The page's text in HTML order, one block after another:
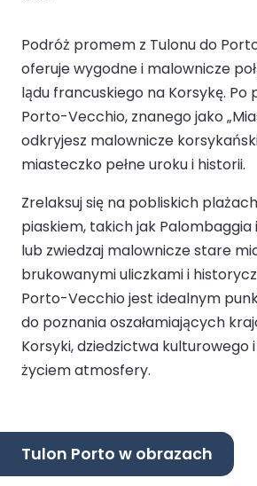
Podróż promem z Tulonu do
oferuje wygodne i malownicze
lądu francuskiego na Korsykę. Po
Porto-Vecchio, znanego jako
odkryjesz malownicze
miasteczko pełne uroku i historii.
Zrelaksuj się na pobliskich
piaskiem, takich jak Palombaggia
lub zwiedzaj malownicze stare
brukowanymi uliczkami i
Porto-Vecchio jest idealnym
do poznania oszałamiających
Korsyki, dziedzictwa kulturowego
życiem atmosfery.
Tulon Porto w obrazach